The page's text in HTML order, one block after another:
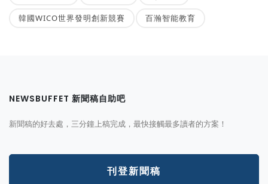
韓國WICO世界發明創新競賽 百瀚智能教育
NEWSBUFFET 新聞稿自助吧
新聞稿的好去處，三分鐘上稿完成，最快接觸最多讀者的方案！
刊登新聞稿